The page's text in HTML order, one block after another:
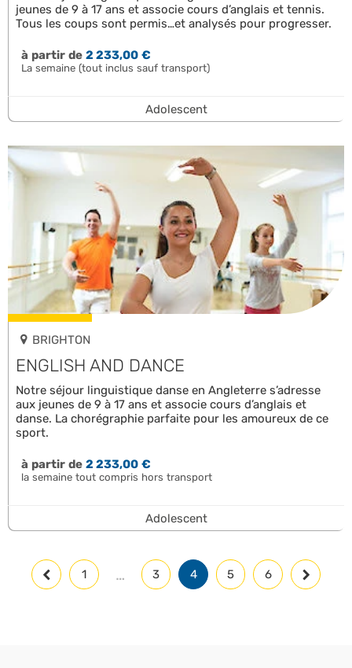
jeunes de 9 à 17 ans et associe cours d’anglais et tennis.
Tous les coups sont permis…et analysés pour progresser.
à partir de2 233,00 €
La semaine (tout inclus sauf transport)
Adolescent
BRIGHTON
ENGLISH AND DANCE
Notre séjour linguistique danse en Angleterre s’adresse
aux jeunes de 9 à 17 ans et associe cours d’anglais et
danse. La chorégraphie parfaite pour les amoureux de ce
sport.
à partir de2 233,00 €
la semaine tout compris hors transport
Adolescent
1 … 3 4 5 6